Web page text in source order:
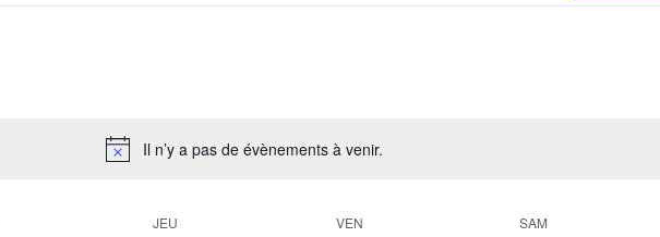
Il n’y a pas de évènements à venir.
JEU VEN SAM